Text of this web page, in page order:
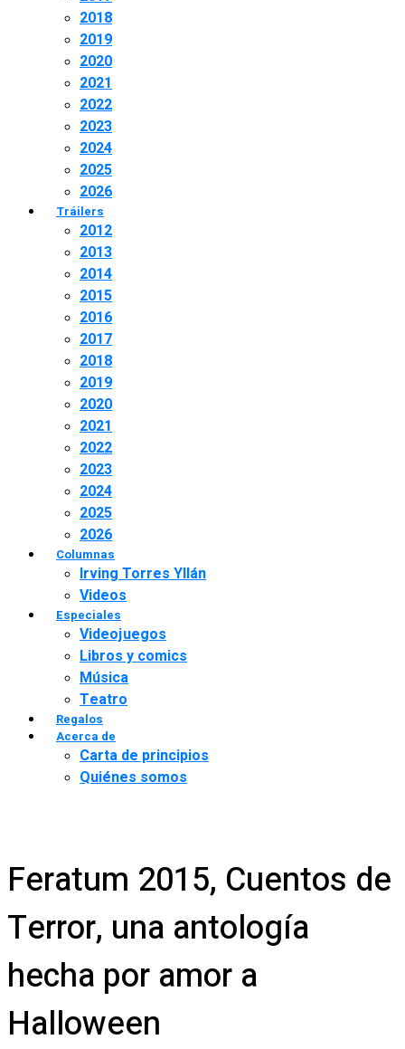
2018
2019
2020
2021
2022
2023
2024
2025
2026
Tráilers
2012
2013
2014
2015
2016
2017
2018
2019
2020
2021
2022
2023
2024
2025
2026
Columnas
Irving Torres Yllán
Videos
Especiales
Videojuegos
Libros y comics
Música
Teatro
Regalos
Acerca de
Carta de principios
Quiénes somos
Feratum 2015, Cuentos de
Terror, una antología
hecha por amor a
Halloween